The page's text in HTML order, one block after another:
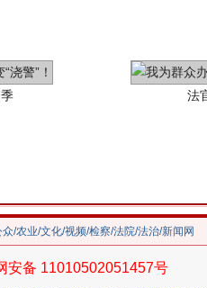
法
众/农业/文化/视频/检察/法院/法治/新闻网
安备 11010502051457号